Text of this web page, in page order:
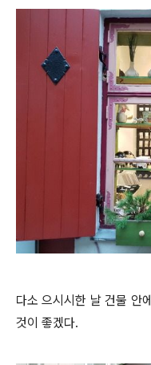
다소 으시시한 날 건물 안
것이 좋겠다.